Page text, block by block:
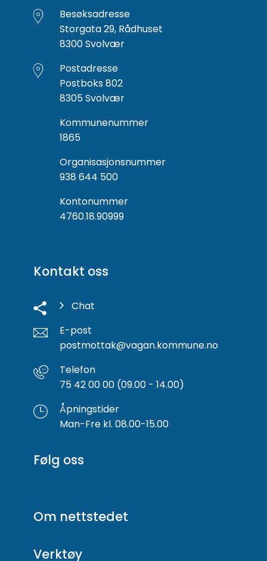
Besøksadresse
Storgata 29, Rådhuset
8300 Svolvær
Postadresse
Postboks 802
8305 Svolvær
Kommunenummer
1865
Organisasjonsnummer
938 644 500
Kontonummer
4760.18.90999
Kontakt oss
Chat
E-post
postmottak@vagan.kommune.no
Telefon
75 42 00 00 (09.00 - 14.00)
Åpningstider
Man-Fre kl. 08.00-15.00
Følg oss
Om nettstedet
Verktøy